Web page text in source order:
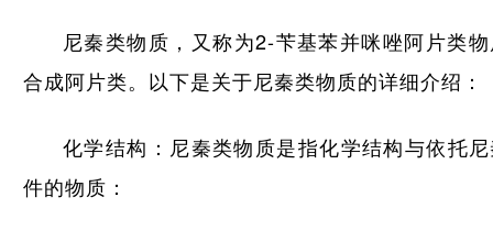
尼秦类物质，又称为2-苄基苯并咪唑阿片类
合成阿片类。以下是关于尼秦类物质的详细介绍：
化学结构：尼秦类物质是指化学结构与依托
件的物质：